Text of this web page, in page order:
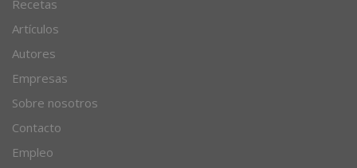
Recetas
Artículos
Autores
Empresas
Sobre nosotros
Contacto
Empleo